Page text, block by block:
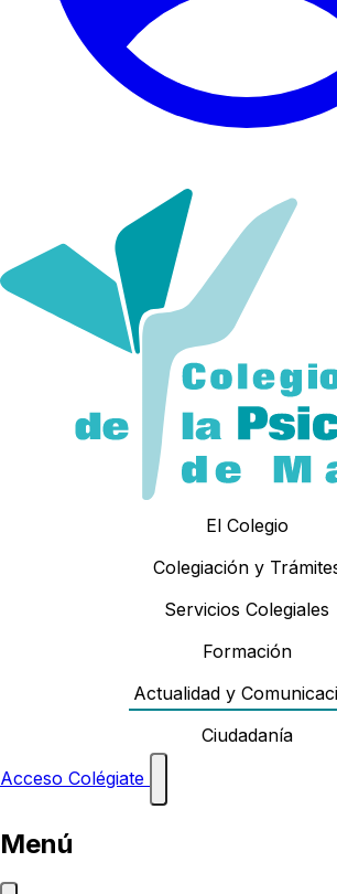
El Colegio
Colegiación y
Servicios Colegiales
Formación
Actualidad y
Ciudadanía
Acceso Colégiate
Menú